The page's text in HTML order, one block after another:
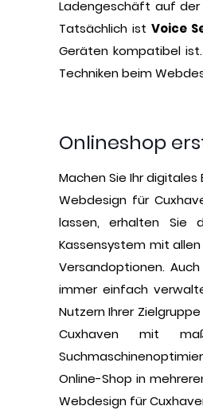
Ladengeschäft auf der
Tatsächlich ist Voice
Geräten kompatibel
Techniken beim
Onlineshop
Machen Sie Ihr
Webdesign für
lassen, erhalten Sie
Kassensystem mit
Versandoptionen.
immer einfach
Nutzern Ihrer
Cuxhaven mit
Online-Shop in
Webdesign für